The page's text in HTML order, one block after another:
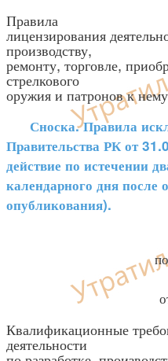
Правила
лицензирования
производству,
ремонту, торговле,
стрелкового
оружия и патронов к нему
Сноска. Правила
Правительства РК от
действие по истечении
календарного дня после
опубликования).
Квалификационные
деятельности